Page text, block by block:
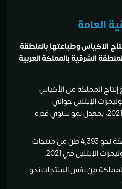
العامة
الاكياس وطباعتها بالمنطقة
الشرقية بالمملكة العربية
المملكة من الأكياس
الإيثلين حوالي
2,823,925 طن في عام 2021، بمعدل نمو سنوي قدره
الواردات: استوردت المملكة نحو 4,393 طن من منتجات
الإيثلين في 2021.
من نفس المنتجات نحو